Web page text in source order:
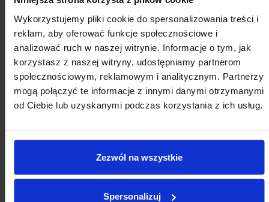
Wykorzystujemy pliki cookie do spersonalizowania treści i
reklam, aby oferować funkcje społecznościowe i
analizować ruch w naszej witrynie. Informacje o tym, jak
korzystasz z naszej witryny, udostępniamy partnerom
społecznościowym, reklamowym i analitycznym. Partnerzy
mogą połączyć te informacje z innymi danymi otrzymanymi
od Ciebie lub uzyskanymi podczas korzystania z ich usług.
Zezwól na wszystkie
Spersonalizuj